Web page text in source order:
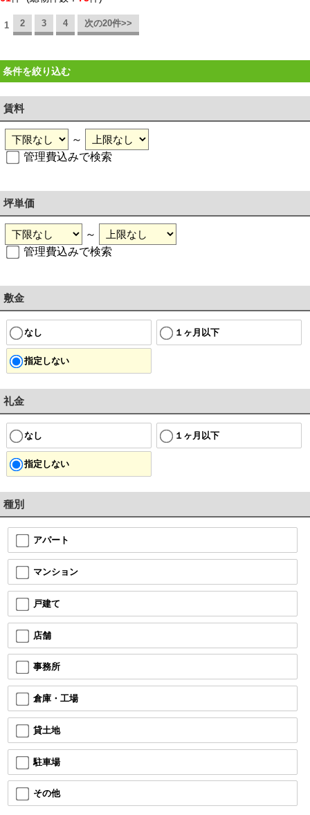
1 2 3 4 次の20件>>
条件を絞り込む
賃料
～
管理費込みで検索
坪単価
～
管理費込みで検索
敷金
なし １ヶ月以下
指定しない
礼金
なし １ヶ月以下
指定しない
種別
アパート
マンション
戸建て
店舗
事務所
倉庫・工場
貸土地
駐車場
その他